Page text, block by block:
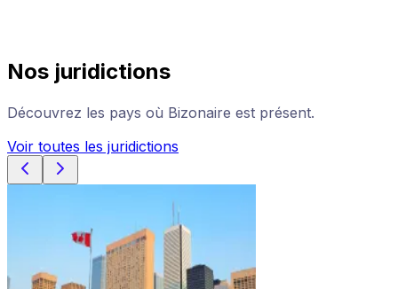
Nos juridictions
Découvrez les pays où Bizonaire est présent.
Voir toutes les juridictions